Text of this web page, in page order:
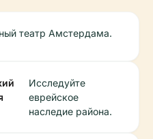
театр Амстердама.
Исследуйте
еврейское
наследие района.